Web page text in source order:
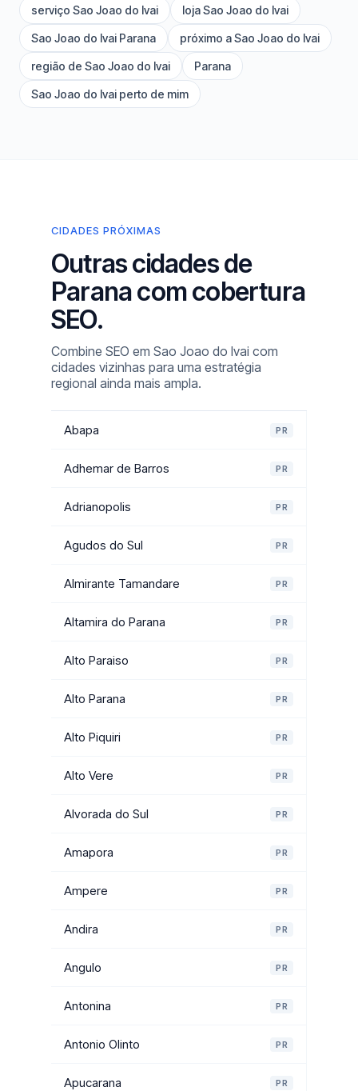
serviço Sao Joao do Ivai loja Sao Joao do Ivai
Sao Joao do Ivai Parana próximo a Sao Joao do Ivai
região de Sao Joao do Ivai Parana
Sao Joao do Ivai perto de mim
CIDADES PRÓXIMAS
Outras cidades de
Parana com cobertura
SEO.
Combine SEO em Sao Joao do Ivai com
cidades vizinhas para uma estratégia
regional ainda mais ampla.
Abapa PR
Adhemar de Barros PR
Adrianopolis PR
Agudos do Sul PR
Almirante Tamandare PR
Altamira do Parana PR
Alto Paraiso PR
Alto Parana PR
Alto Piquiri PR
Alto Vere PR
Alvorada do Sul PR
Amapora PR
Ampere PR
Andira PR
Angulo PR
Antonina PR
Antonio Olinto PR
Apucarana PR